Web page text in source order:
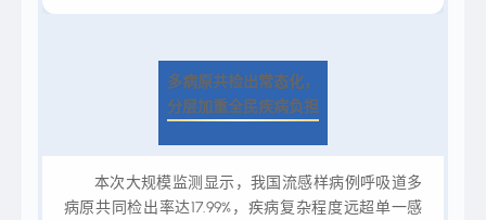
多病原共检出常态化，
分层加重全民疾病负担
本次大规模监测显示，我国流感样病例呼吸道多
病原共同检出率达17.99%，疾病复杂程度远超单一感